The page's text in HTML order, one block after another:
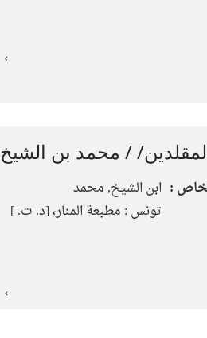
/ محمد بن الشيخ
: ابن الشيخ, محمد
تونس : مطبعة المنار، [د. ت. ]